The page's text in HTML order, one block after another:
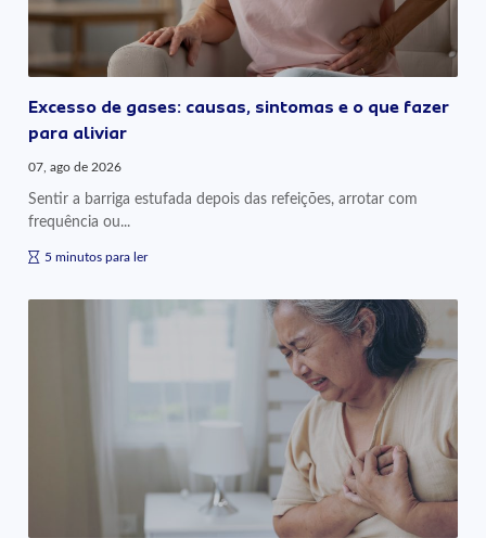
Excesso de gases: causas, sintomas e o que fazer
para aliviar
07, ago de 2026
Sentir a barriga estufada depois das refeições, arrotar com
frequência ou...
5 minutos para ler